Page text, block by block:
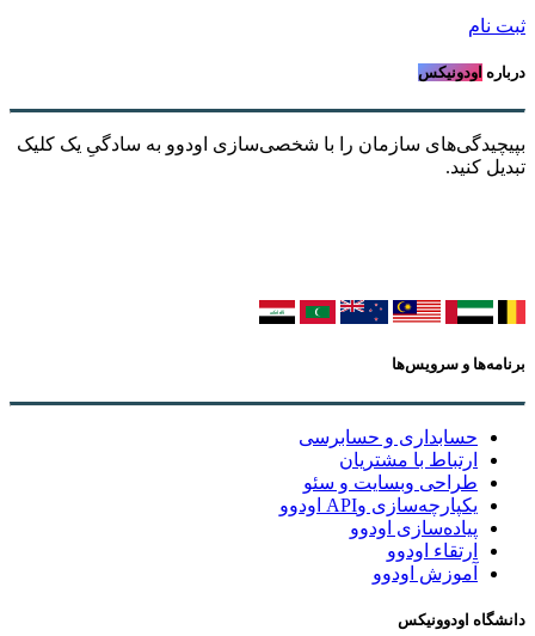
ثبت نام
درباره اودونیکس
بپیچیدگی‌های سازمان را با شخصی‌سازی اودوو به سادگیِ یک کلیک
تبدیل کنید.
برنامه‌ها و سرویس‌ها
حسابداری و حسابرسی
ارتباط با مشتریان
طراحی وبسایت و سئو
یکپارچه‌سازی وAPI اودوو
پیاده‌سازی اودوو
ارتقاء اودوو
آموزش اودوو
دانشگاه اودوونیکس